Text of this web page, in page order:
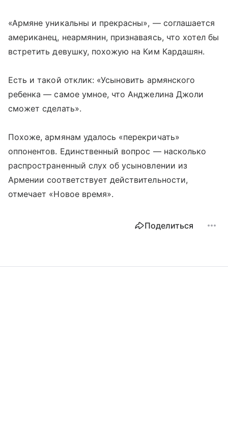
«Армяне уникальны и прекрасны», — соглашается
американец, неармянин, признаваясь, что хотел бы
встретить девушку, похожую на Ким Кардашян.
Есть и такой отклик: «Усыновить армянского
ребенка — самое умное, что Анджелина Джоли
сможет сделать».
Похоже, армянам удалось «перекричать»
оппонентов. Единственный вопрос — насколько
распространенный слух об усыновлении из
Армении соответствует действительности,
отмечает «Новое время».
Поделиться